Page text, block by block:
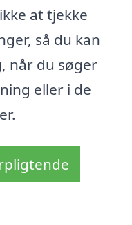
at tjekke
så du kan
når du søger
eller i de